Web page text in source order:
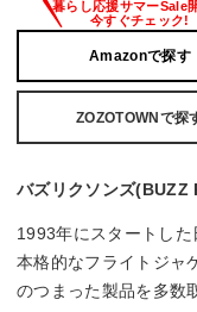
Amazonで探す
ZOZOTOWNで探
バズリクソンズ(BUZZ
1993年にスタートした
本格的なフライトジャ
のつまった製品を多数